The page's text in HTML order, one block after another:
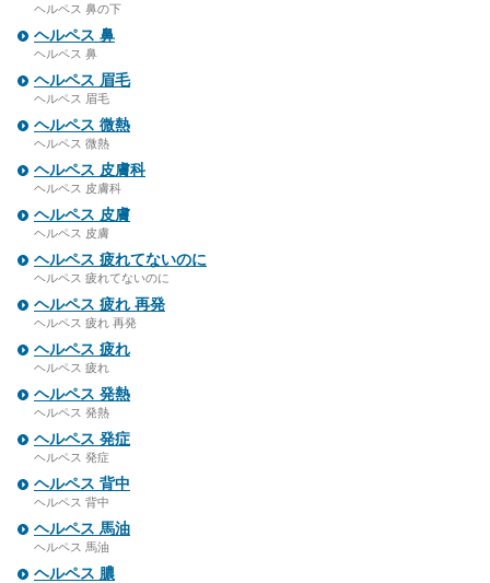
ヘルペス 鼻の下
ヘルペス 鼻
ヘルペス 鼻
ヘルペス 眉毛
ヘルペス 眉毛
ヘルペス 微熱
ヘルペス 微熱
ヘルペス 皮膚科
ヘルペス 皮膚科
ヘルペス 皮膚
ヘルペス 皮膚
ヘルペス 疲れてないのに
ヘルペス 疲れてないのに
ヘルペス 疲れ 再発
ヘルペス 疲れ 再発
ヘルペス 疲れ
ヘルペス 疲れ
ヘルペス 発熱
ヘルペス 発熱
ヘルペス 発症
ヘルペス 発症
ヘルペス 背中
ヘルペス 背中
ヘルペス 馬油
ヘルペス 馬油
ヘルペス 膿